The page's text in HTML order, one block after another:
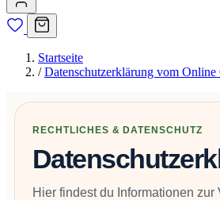
Startseite
/ Datenschutzerklärung vom
RECHTLICHES & DATENSCHUTZ
Hier findest du Informationen zur